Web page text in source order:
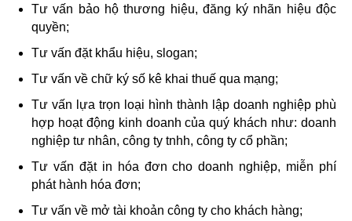
Tư vấn bảo hộ thương hiệu, đăng ký nhãn hiệu độc
quyền;
Tư vấn đặt khẩu hiệu, slogan;
Tư vấn về chữ ký số kê khai thuế qua mạng;
Tư vấn lựa trọn loại hình thành lập doanh nghiệp phù
hợp hoạt động kinh doanh của quý khách như: doanh
nghiệp tư nhân, công ty tnhh, công ty cổ phần;
Tư vấn đặt in hóa đơn cho doanh nghiệp, miễn phí
phát hành hóa đơn;
Tư vấn về mở tài khoản công ty cho khách hàng;